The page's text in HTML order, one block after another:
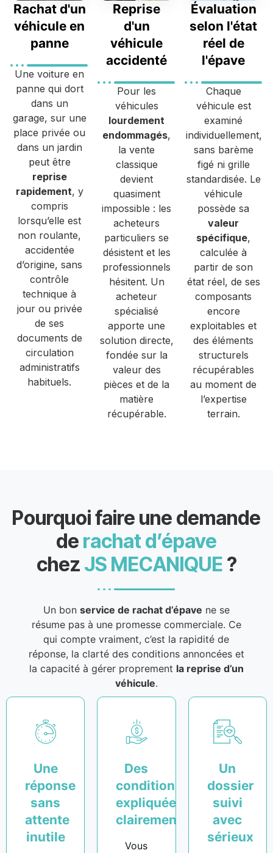
Rachat d'un
véhicule en
panne
Une voiture en
panne qui dort
dans un
garage, sur une
place privée ou
dans un jardin
peut être
reprise
rapidement, y
compris
lorsqu’elle est
non roulante,
accidentée
d’origine, sans
contrôle
technique à
jour ou privée
de ses
documents de
circulation
administratifs
habituels.
Reprise
d'un
véhicule
accidenté
Pour les
véhicules
lourdement
endommagés,
la vente
classique
devient
quasiment
impossible : les
acheteurs
particuliers se
désistent et les
professionnels
hésitent. Un
acheteur
spécialisé
apporte une
solution directe,
fondée sur la
valeur des
pièces et de la
matière
récupérable.
Évaluation
selon l'état
réel de
l'épave
Chaque
véhicule est
examiné
individuellement,
sans barème
figé ni grille
standardisée. Le
véhicule
possède sa
valeur
spécifique,
calculée à
partir de son
état réel, de ses
composants
encore
exploitables et
des éléments
structurels
récupérables
au moment de
l’expertise
terrain.
Pourquoi faire une demande
de rachat d’épave
chez JS MECANIQUE ?
Un bon service de rachat d’épave ne se
résume pas à une promesse commerciale. Ce
qui compte vraiment, c’est la rapidité de
réponse, la clarté des conditions annoncées et
la capacité à gérer proprement la reprise d’un
véhicule.
Une
réponse
sans
attente
inutile
Des
conditions
expliquées
clairement
Vous
Un
dossier
suivi
avec
sérieux